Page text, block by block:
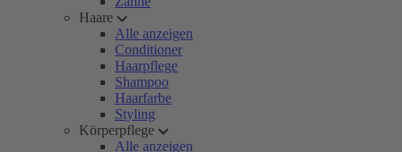
Haare
Alle anzeigen
Conditioner
Haarpflege
Shampoo
Haarfarbe
Styling
Körperpflege
Alle anzeigen